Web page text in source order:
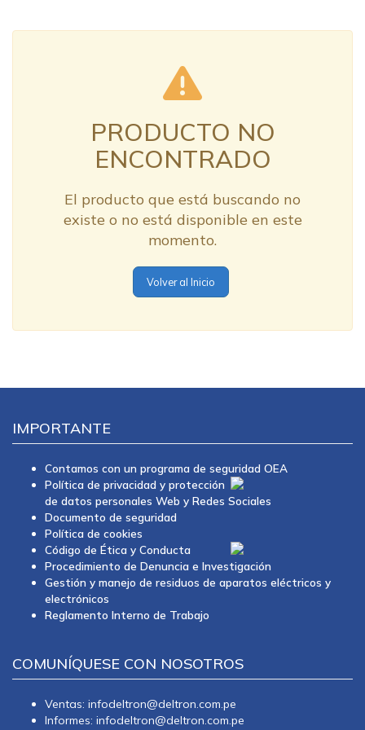
PRODUCTO NO
ENCONTRADO
El producto que está buscando no
existe o no está disponible en este
momento.
Volver al Inicio
IMPORTANTE
Contamos con un programa de seguridad OEA
Política de privacidad y protección
de datos personales Web y Redes Sociales
Documento de seguridad
Política de cookies
Código de Ética y Conducta
Procedimiento de Denuncia e Investigación
Gestión y manejo de residuos de aparatos eléctricos y
electrónicos
Reglamento Interno de Trabajo
COMUNÍQUESE CON NOSOTROS
Ventas: infodeltron@deltron.com.pe
Informes: infodeltron@deltron.com.pe